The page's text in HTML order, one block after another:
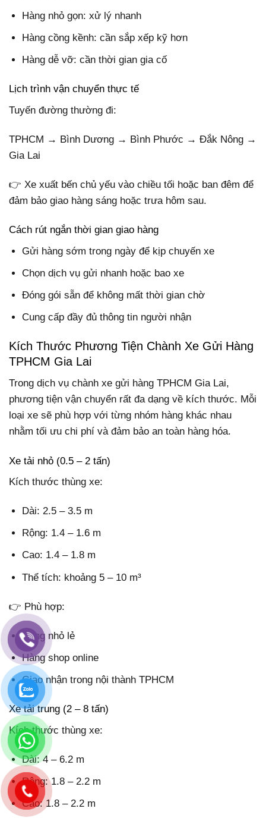
Hàng nhỏ gọn: xử lý nhanh
Hàng cồng kềnh: cần sắp xếp kỹ hơn
Hàng dễ vỡ: cần thời gian gia cố
Lịch trình vận chuyển thực tế
Tuyến đường thường đi:
TPHCM → Bình Dương → Bình Phước → Đắk Nông →
Gia Lai
👉 Xe xuất bến chủ yếu vào chiều tối hoặc ban đêm để
đảm bảo giao hàng sáng hoặc trưa hôm sau.
Cách rút ngắn thời gian giao hàng
Gửi hàng sớm trong ngày để kịp chuyến xe
Chọn dịch vụ gửi nhanh hoặc bao xe
Đóng gói sẵn để không mất thời gian chờ
Cung cấp đầy đủ thông tin người nhận
Kích Thước Phương Tiện Chành Xe Gửi Hàng
TPHCM Gia Lai
Trong dịch vụ chành xe gửi hàng TPHCM Gia Lai,
phương tiện vận chuyển rất đa dạng về kích thước. Mỗi
loại xe sẽ phù hợp với từng nhóm hàng khác nhau
nhằm tối ưu chi phí và đảm bảo an toàn hàng hóa.
Xe tải nhỏ (0.5 – 2 tấn)
Kích thước thùng xe:
Dài: 2.5 – 3.5 m
Rộng: 1.4 – 1.6 m
Cao: 1.4 – 1.8 m
Thể tích: khoảng 5 – 10 m³
👉 Phù hợp:
Hàng nhỏ lẻ
Hàng shop online
Giao nhận trong nội thành TPHCM
Xe tải trung (2 – 8 tấn)
Kích thước thùng xe:
Dài: 4 – 6.2 m
Rộng: 1.8 – 2.2 m
Cao: 1.8 – 2.2 m